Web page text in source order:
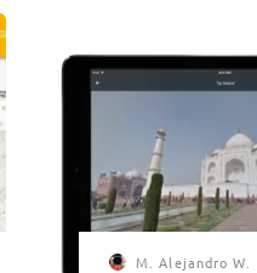
M. Alejandro W.